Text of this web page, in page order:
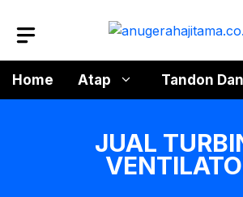
Home
Atap Tandon
JUAL